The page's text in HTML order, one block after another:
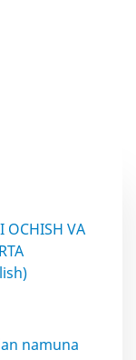
OCHISH VA
namuna